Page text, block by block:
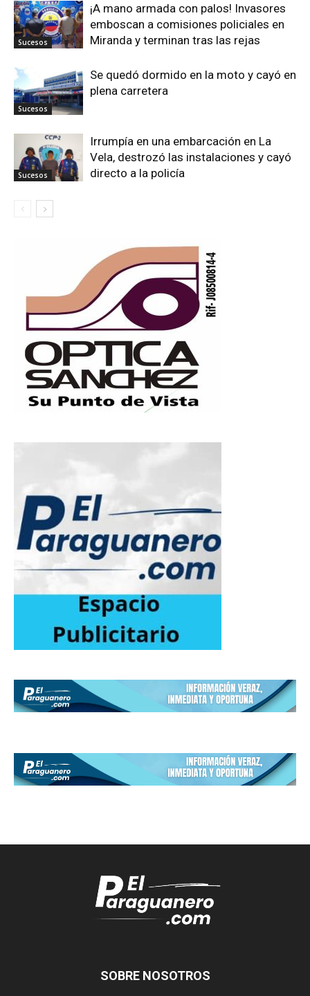
Sucesos
¡A mano armada con palos! Invasores
emboscan a comisiones policiales en
Miranda y terminan tras las rejas
Sucesos
Se quedó dormido en la moto y cayó en
plena carretera
Sucesos
Irrumpía en una embarcación en La
Vela, destrozó las instalaciones y cayó
directo a la policía
SOBRE NOSOTROS